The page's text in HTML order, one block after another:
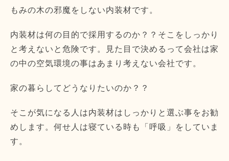
もみの木の邪魔をしない内装材です。
内装材は何の目的で採用するのか？？そこをしっかり
と考えないと危険です。見た目で決めるって会社は家
の中の空気環境の事はあまり考えない会社です。
家の暮らしてどうなりたいのか？？
そこが気になる人は内装材はしっかりと選ぶ事をお勧
めします。何せ人は寝ている時も「呼吸」をしていま
す。